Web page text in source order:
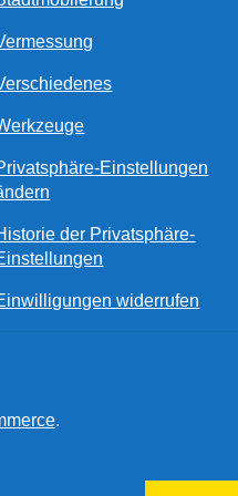
Einstellungen
der Privatsphäre-
widerrufen
.